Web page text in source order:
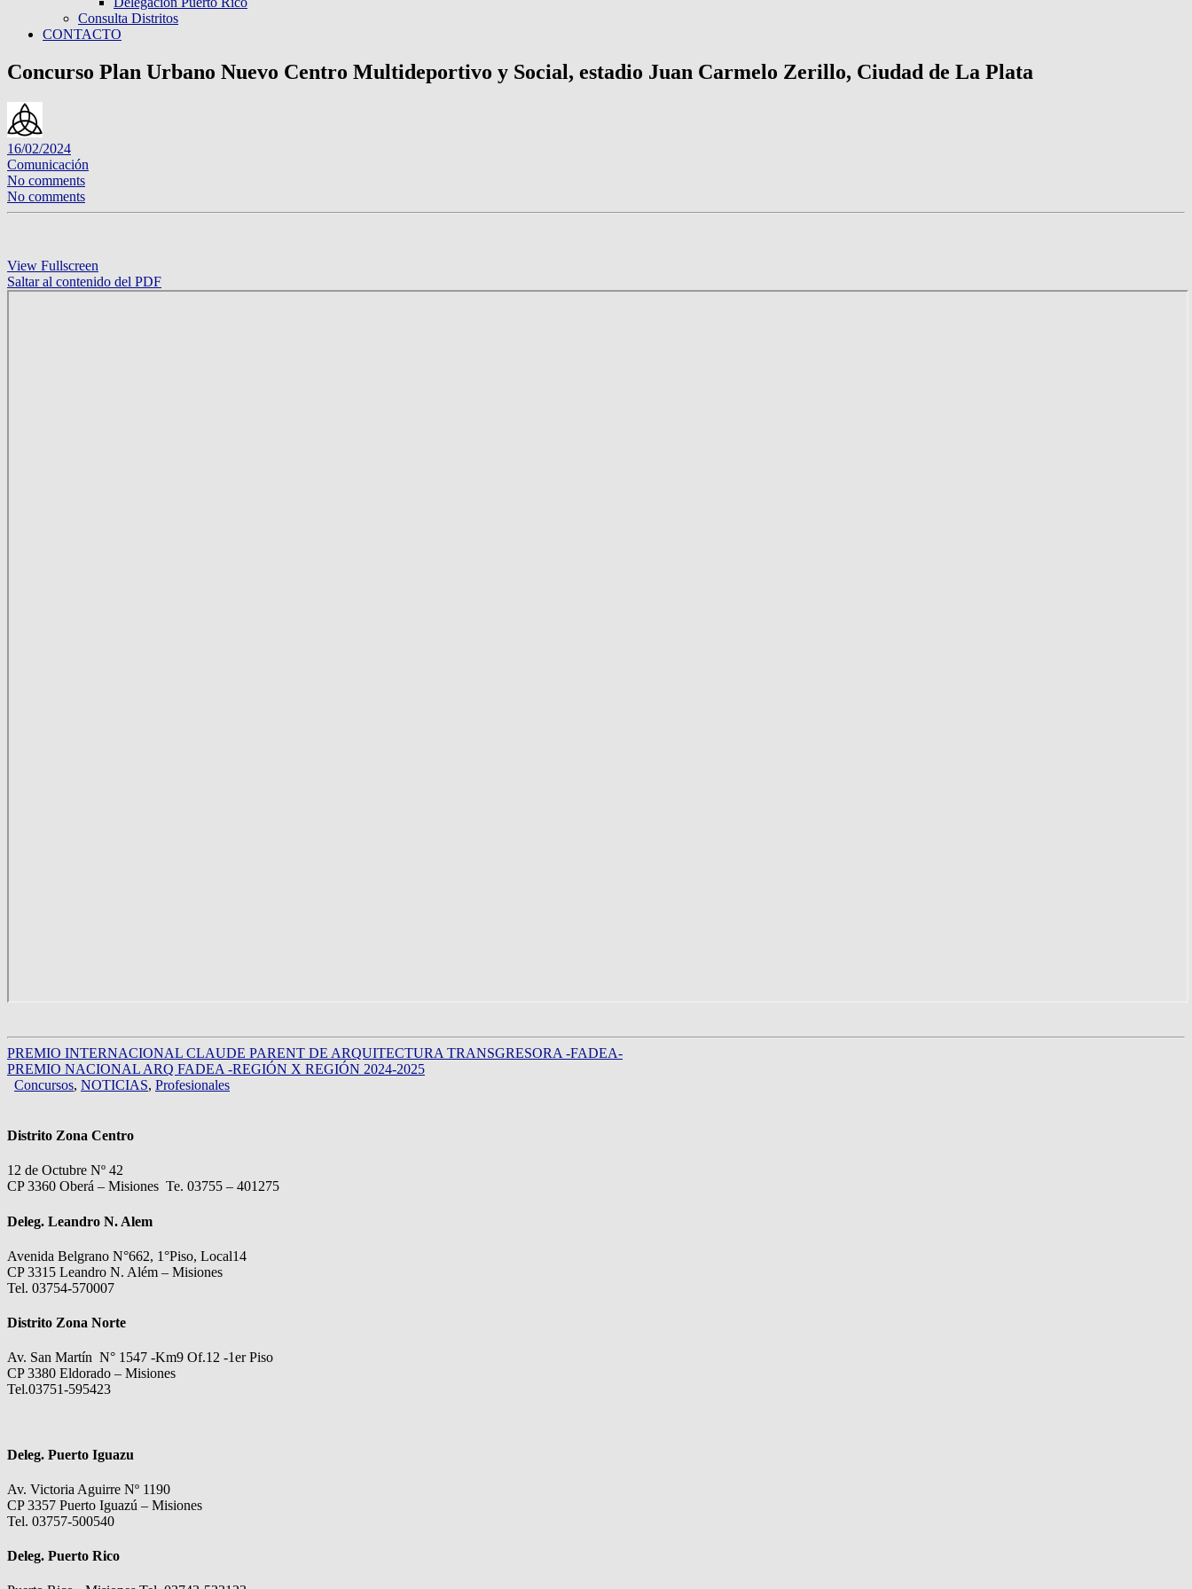
Consulta Distritos
CONTACTO
Concurso Plan Urbano Nuevo Centro Multideportivo y Social, estadio Juan Carmelo Zerillo, Ciudad de La Plata
16/02/2024
Comunicación
No comments
No comments
View Fullscreen
Saltar al contenido del PDF
PREMIO INTERNACIONAL CLAUDE PARENT DE ARQUITECTURA TRANSGRESORA -FADEA-
PREMIO NACIONAL ARQ FADEA -REGIÓN X REGIÓN 2024-2025
Concursos, NOTICIAS, Profesionales
Distrito Zona Centro
12 de Octubre Nº 42
CP 3360 Oberá – Misiones Te. 03755 – 401275
Deleg. Leandro N. Alem
Avenida Belgrano N°662, 1°Piso, Local14
CP 3315 Leandro N. Além – Misiones
Tel. 03754-570007
Distrito Zona Norte
Av. San Martín N° 1547 -Km9 Of.12 -1er Piso
CP 3380 Eldorado – Misiones
Tel.03751-595423
Deleg. Puerto Iguazu
Av. Victoria Aguirre Nº 1190
CP 3357 Puerto Iguazú – Misiones
Tel. 03757-500540
Deleg. Puerto Rico